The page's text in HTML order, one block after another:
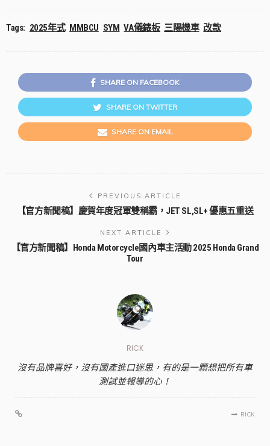
Tags: 2025年式 MMBCU SYM VA儀錶板 三陽機車 改款
SHARE ON FACEBOOK
SHARE ON TWITTER
SHARE ON EMAIL
PREVIOUS ARTICLE
【官方新聞稿】慶賀年度冠軍雙稱霸，JET SL,SL+ 優惠五重送
NEXT ARTICLE
【官方新聞稿】Honda Motorcycle國內車主活動 2025 Honda Grand
Tour
RICK
沒有品牌喜好，沒有國產進口迷思，有的是一顆想把所有車
測試並報導的心！
RICK